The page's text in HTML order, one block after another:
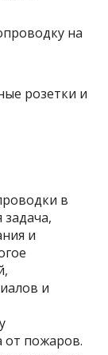
на
розетки и
в
и
и
от пожаров.